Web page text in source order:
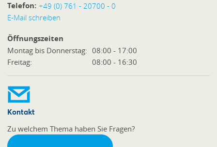
Telefon: +49 (0) 761 - 20700 - 0
E-Mail schreiben
Öffnungszeiten
Montag bis Donnerstag: 08:00 - 17:00
Freitag:
08:00 - 16:30
Kontakt
Zu welchem Thema haben Sie Fragen?